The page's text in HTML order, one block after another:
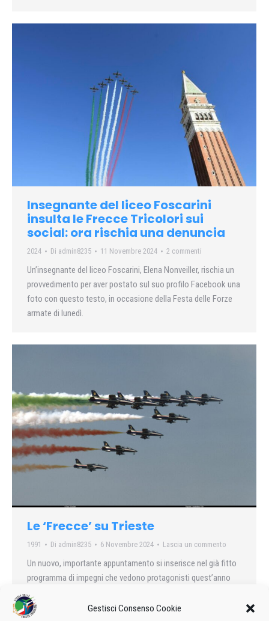
Gestisci Consenso Cookie
Insegnante del liceo Foscarini
insulta le Frecce Tricolori sui
social: ora rischia una denuncia
2024 Di admin8235 11 Novembre 2024 2 commenti
Un’insegnante del liceo Foscarini, Elena Nonveiller, rischia un
provvedimento per aver postato sul suo profilo Facebook una
foto con questo testo, in occasione della Festa delle Forze
armate di lunedì.
Le ‘Frecce’ su Trieste
1991 Di admin8235 6 Novembre 2024 Lascia un commento
Un nuovo, importante appuntamento si inserisce nel già fitto
programma di impegni che vedono protagonisti quest’anno
piloti e tecnici della Pattuglia acrobatica nazionale
dell’Aeronautica militare italiana